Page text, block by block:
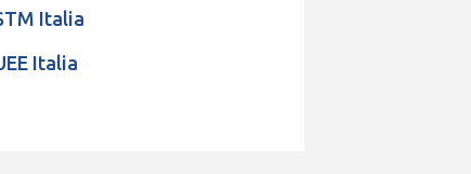
Italia
Italia